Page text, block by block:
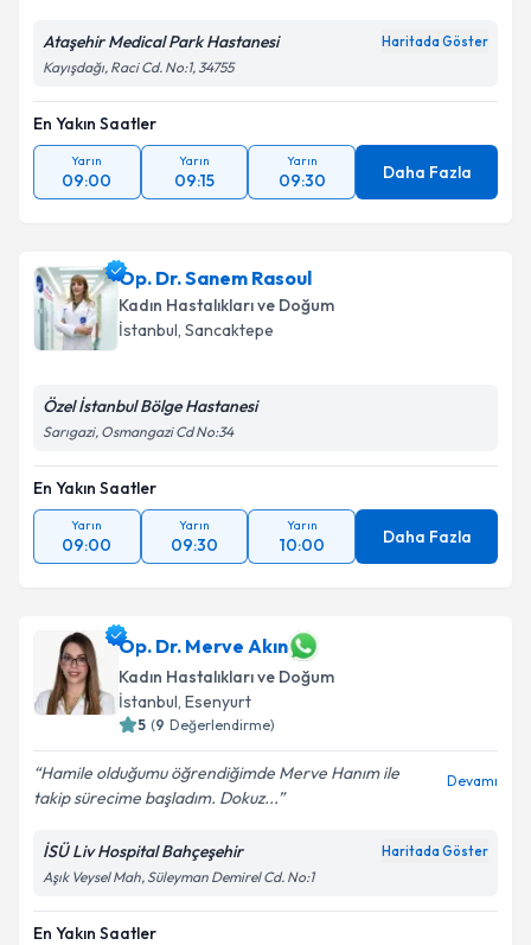
Ataşehir Medical Park Hastanesi Haritada Göster
Kayışdağı, Raci Cd. No:1, 34755
En Yakın Saatler
Yarın
09:00
Yarın
09:15
Yarın
09:30 Daha Fazla
Op. Dr. Sanem Rasoul
Kadın Hastalıkları ve Doğum
İstanbul, Sancaktepe
Özel İstanbul Bölge Hastanesi
Sarıgazi, Osmangazi Cd No:34
En Yakın Saatler
Yarın
09:00
Yarın
09:30
Yarın
10:00 Daha Fazla
Op. Dr. Merve Akın
Kadın Hastalıkları ve Doğum
İstanbul, Esenyurt
5 (9 Değerlendirme)
Hamile olduğumu öğrendiğimde Merve Hanım ile
takip sürecime başladım. Dokuz...
Devamı
İSÜ Liv Hospital Bahçeşehir Haritada Göster
Aşık Veysel Mah, Süleyman Demirel Cd. No:1
En Yakın Saatler